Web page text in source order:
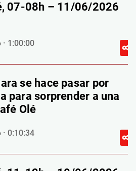
07-08h – 11/06/2026
1:00:00
se hace pasar por
para sorprender a una
Olé
0:10:34